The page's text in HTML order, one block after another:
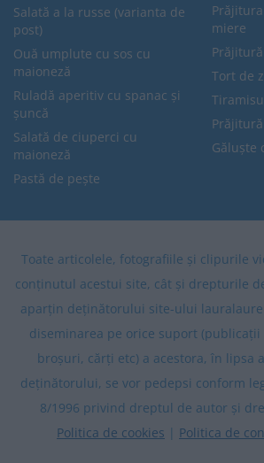
Salată a la russe (varianta de
post)
Ouă umplute cu sos cu
maioneză
Ruladă aperitiv cu spanac și
șuncă
Salată de ciuperci cu
maioneză
Pastă de pește
miere
Tort de
Găluște
Toate articolele, fotografiile și clipurile
conținutul acestui site, cât și drepturile
aparțin deținătorului site-ului
diseminarea pe orice suport (publicații
broșuri, cărți etc) a acestora, în lipsa
deținătorului, se vor pedepsi conform
8/1996 privind dreptul de autor și
Politica de cookies | Politica de